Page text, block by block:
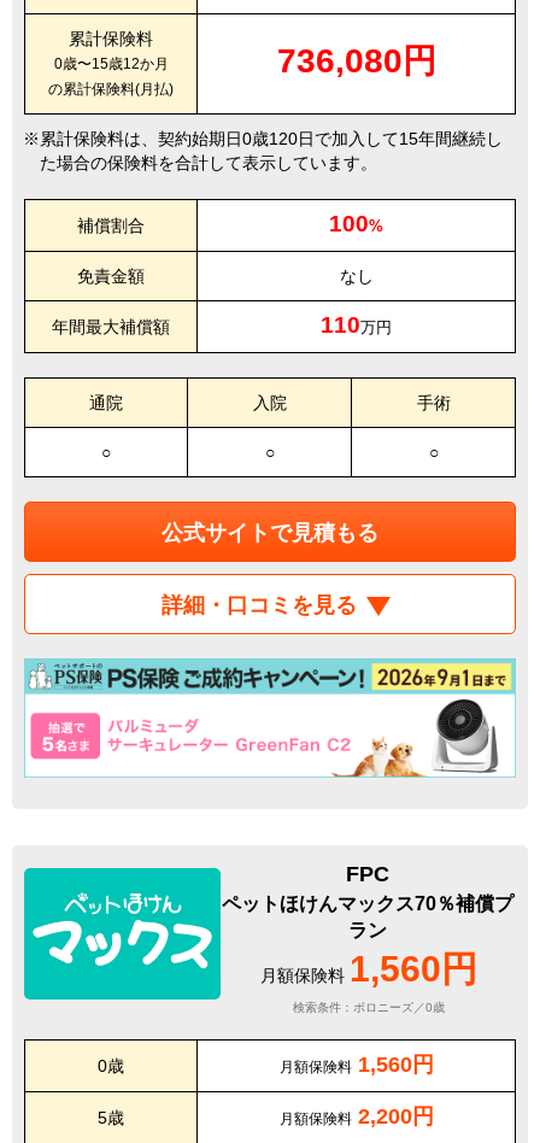
累計保険料
0歳〜15歳12か月
の累計保険料(月払)
736,080円
累計保険料は、契約始期日0歳120日で加入して15年間継続し
た場合の保険料を合計して表示しています。
補償割合 100%
免責金額 なし
年間最大補償額 110万円
通院 入院 手術
○ ○ ○
公式サイトで見積もる
詳細・口コミを見る
FPC
ペットほけんマックス70％補償プ
ラン
月額保険料 1,560円
検索条件：ボロニーズ／0歳
0歳 月額保険料 1,560円
5歳 月額保険料 2,200円